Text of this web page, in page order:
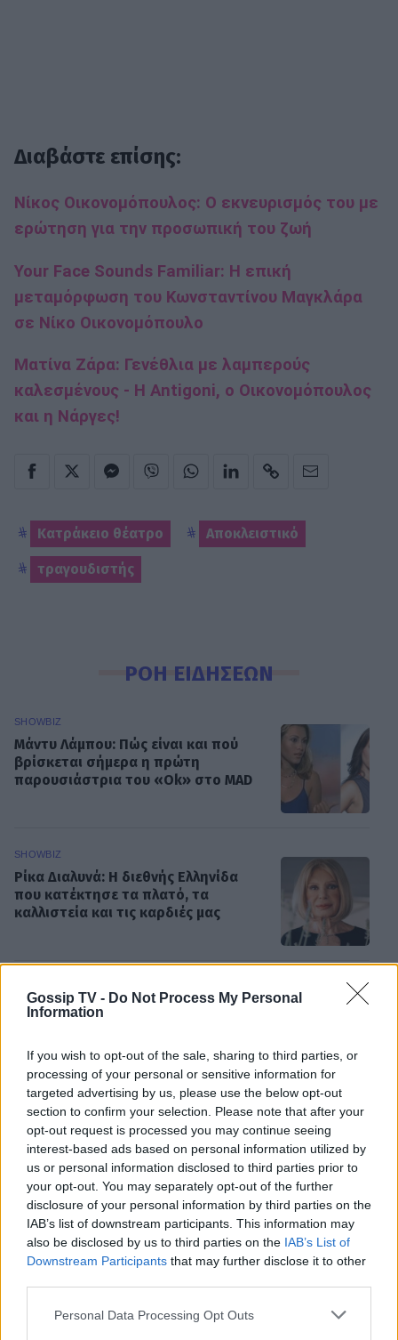
Gossip TV - Do Not Process My Personal
Information
If you wish to opt-out of the sale, sharing to third parties, or
processing of your personal or sensitive information for
targeted advertising by us, please use the below opt-out
section to confirm your selection. Please note that after your
opt-out request is processed you may continue seeing
interest-based ads based on personal information utilized by
us or personal information disclosed to third parties prior to
your opt-out. You may separately opt-out of the further
disclosure of your personal information by third parties on the
IAB’s list of downstream participants. This information may
also be disclosed by us to third parties on the IAB’s List of
Downstream Participants that may further disclose it to other
Personal Data Processing Opt Outs
Διαβάστε επίσης:
Νίκος Οικονομόπουλος: Ο εκνευρισμός του με
ερώτηση για την προσωπική του ζωή
Your Face Sounds Familiar: Η επική
μεταμόρφωση του Κωνσταντίνου Μαγκλάρα
σε Νίκο Οικονομόπουλο
Ματίνα Ζάρα: Γενέθλια με λαμπερούς
καλεσμένους - Η Antigoni, ο Οικονομόπουλος
και η Νάργες!
Κατράκειο θέατρο Αποκλειστικό
τραγουδιστής
ΡΟΗ ΕΙΔΗΣΕΩΝ
SHOWBIZ
Μάντυ Λάμπου: Πώς είναι και πού
βρίσκεται σήμερα η πρώτη
παρουσιάστρια του «Ok» στο MAD
SHOWBIZ
Ρίκα Διαλυνά: Η διεθνής Ελληνίδα
που κατέκτησε τα πλατό, τα
καλλιστεία και τις καρδιές μας
8 Αυγούστου 2017: Σαν σήμερα
Γιώργος Κουβαράς: «Θα παραμείνω
δημοσιογράφος που τραγουδάει...» -
Η συνεργασία με τον Σαββιδάκη
έχει γίνει το σόου όλου του
πλανήτη»
ΟΛΕΣ ΟΙ ΕΙΔΗΣΕΙΣ
DPG NETWORK